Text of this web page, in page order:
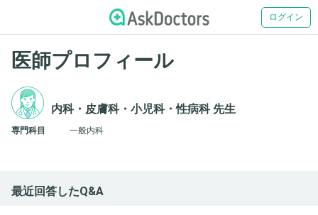
ログイン
医師プロフィール
内科・皮膚科・小児科・性病科 先生
専門科目 一般内科
最近回答したQ&A